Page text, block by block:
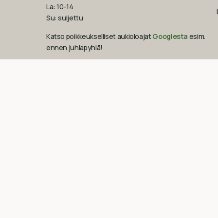
La: 10-14
Su: suljettu
Katso poikkeukselliset aukioloajatGooglesta esim.
ennen juhlapyhiä!‍